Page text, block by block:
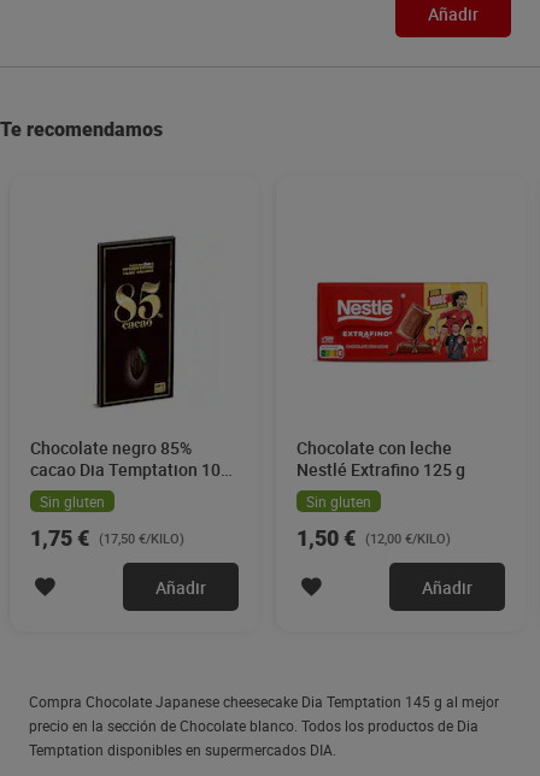
Añadir
Te recomendamos
Chocolate negro 85%
cacao Dia Temptation 100
gSin gluten
1,75 € (17,50 €/KILO)
Añadir
Chocolate con leche
Nestlé Extrafino 125 g
Sin gluten
1,50 € (12,00 €/KILO)
Añadir
Compra Chocolate Japanese cheesecake Dia Temptation 145 g al mejor
precio en la sección de Chocolate blanco. Todos los productos de Dia
Temptation disponibles en supermercados DIA.